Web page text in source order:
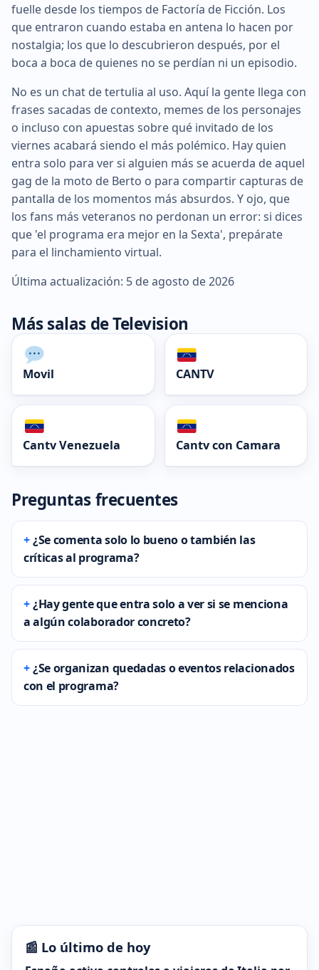
fuelle desde los tiempos de Factoría de Ficción. Los
que entraron cuando estaba en antena lo hacen por
nostalgia; los que lo descubrieron después, por el
boca a boca de quienes no se perdían ni un episodio.
No es un chat de tertulia al uso. Aquí la gente llega con
frases sacadas de contexto, memes de los personajes
o incluso con apuestas sobre qué invitado de los
viernes acabará siendo el más polémico. Hay quien
entra solo para ver si alguien más se acuerda de aquel
gag de la moto de Berto o para compartir capturas de
pantalla de los momentos más absurdos. Y ojo, que
los fans más veteranos no perdonan un error: si dices
que 'el programa era mejor en la Sexta', prepárate
para el linchamiento virtual.
Última actualización: 5 de agosto de 2026
Más salas de Television
Movil CANTV
Cantv Venezuela Cantv con Camara
Preguntas frecuentes
¿Se comenta solo lo bueno o también las
críticas al programa?
¿Hay gente que entra solo a ver si se menciona
a algún colaborador concreto?
¿Se organizan quedadas o eventos relacionados
con el programa?
📰 Lo último de hoy